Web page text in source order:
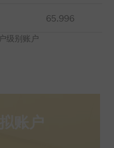
65.996
级别账户
账户